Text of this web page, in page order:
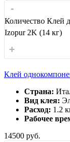
-
Количество Клей
Izopur 2K (14 кг)
+
Клей
Страна:
Вид клея:
Расход: 1.2
Рабочее
14500 руб.